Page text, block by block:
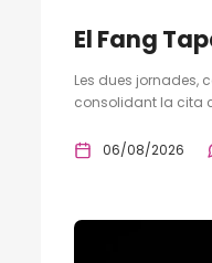
El Fang
Les dues jornades,
consolidant la cita
06/08/2026